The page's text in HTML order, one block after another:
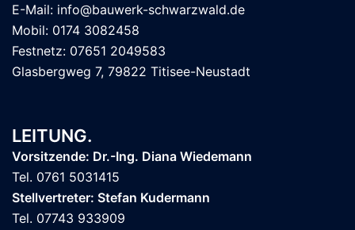
E-Mail: info@bauwerk-schwarzwald.de
Mobil: 0174 3082458
Festnetz: 07651 2049583
Glasbergweg 7, 79822 Titisee-Neustadt
LEITUNG.
Vorsitzende: Dr.-Ing. Diana Wiedemann
Tel. 0761 5031415
Stellvertreter: Stefan Kudermann
Tel. 07743 933909